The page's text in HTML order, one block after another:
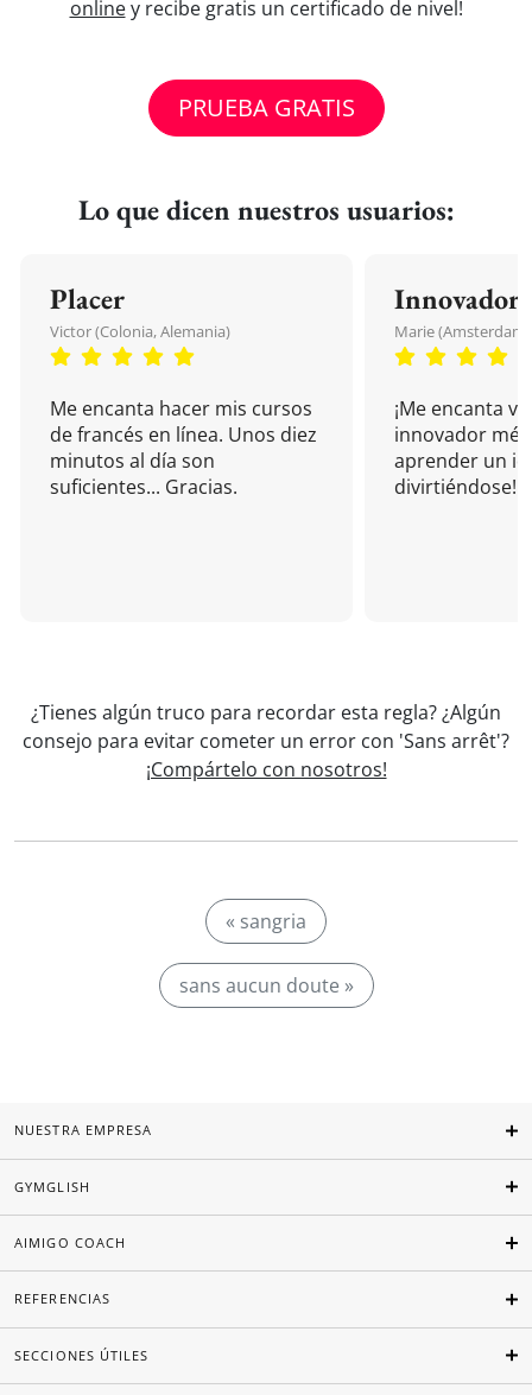
onliney recibe gratis un certificado de nivel!
PRUEBA GRATIS
Lo que dicen nuestros usuarios:
Placer
Victor (Colonia, Alemania)
Me encanta hacer mis cursos
de francés en línea. Unos diez
minutos al día son
suficientes... Gracias.
Innovador
Marie (Amsterdam,
¡Me encanta
innovador
aprender un
divirtiéndose!
¿Tienes algún truco para recordar esta regla? ¿Algún
consejo para evitar cometer un error con 'Sans arrêt'?
¡Compártelo con nosotros!
« sangria
sans aucun doute »
NUESTRA EMPRESA
GYMGLISH
AIMIGO COACH
REFERENCIAS
SECCIONES ÚTILES